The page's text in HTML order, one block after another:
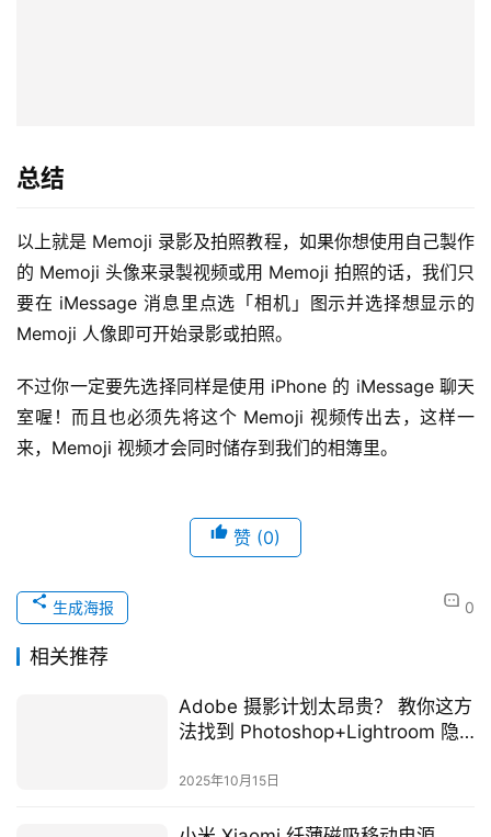
总结
以上就是 Memoji 录影及拍照教程，如果你想使用自己製作
的 Memoji 头像来录製视频或用 Memoji 拍照的话，我们只
要在 iMessage 消息里点选「相机」图示并选择想显示的
Memoji 人像即可开始录影或拍照。
不过你一定要先选择同样是使用 iPhone 的 iMessage 聊天
室喔！而且也必须先将这个 Memoji 视频传出去，这样一
来，Memoji 视频才会同时储存到我们的相簿里。
赞 (0)
0
生成海报
相关推荐
Adobe 摄影计划太昂贵？ 教你这方
法找到 Photoshop+Lightroom 隐
2025年10月15日